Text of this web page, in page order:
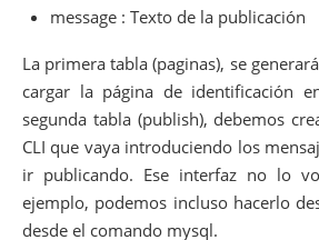
message : Texto de la publicación
La primera tabla (paginas), se
cargar la página de identificación
segunda tabla (publish), debemos
CLI que vaya introduciendo los
ir publicando. Ese interfaz no lo
ejemplo, podemos incluso hacerlo
desde el comando mysql.